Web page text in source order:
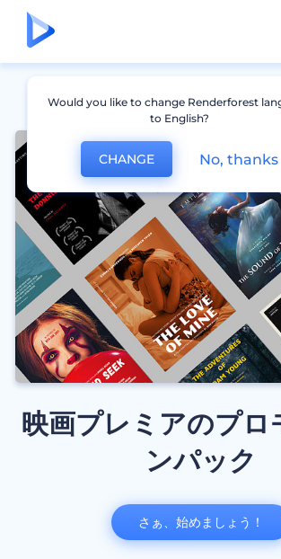
映画プレミアのプロ
ンパック
さぁ、始めましょう！
Would you like to change Renderforest
to English?
CHANGE No, thanks